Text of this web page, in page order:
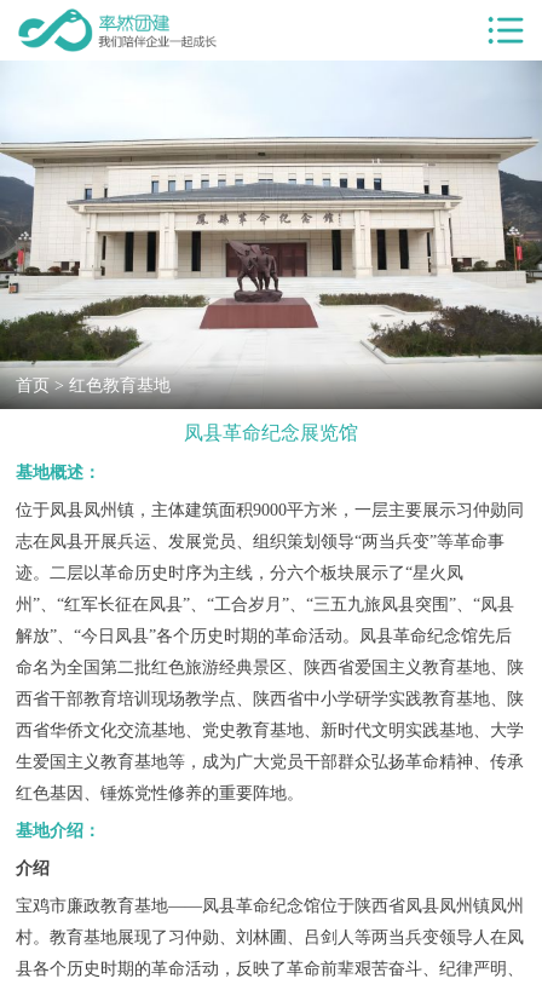
团建服务
团建基地
团建目的
客户案例
率然优势
团建新闻
关于我们
首页>红色教育基地
凤县革命纪念展览馆
基地概述：
位于凤县凤州镇，主体建筑面积9000平方米，一层主要展示习仲勋同
志在凤县开展兵运、发展党员、组织策划领导“两当兵变”等革命事
迹。二层以革命历史时序为主线，分六个板块展示了“星火凤
州”、“红军长征在凤县”、“工合岁月”、“三五九旅凤县突围”、“凤县
解放”、“今日凤县”各个历史时期的革命活动。凤县革命纪念馆先后
命名为全国第二批红色旅游经典景区、陕西省爱国主义教育基地、陕
西省干部教育培训现场教学点、陕西省中小学研学实践教育基地、陕
西省华侨文化交流基地、党史教育基地、新时代文明实践基地、大学
生爱国主义教育基地等，成为广大党员干部群众弘扬革命精神、传承
红色基因、锤炼党性修养的重要阵地。
基地介绍：
介绍
宝鸡市廉政教育基地——凤县革命纪念馆位于陕西省凤县凤州镇凤州
村。教育基地展现了习仲勋、刘林圃、吕剑人等两当兵变领导人在凤
县各个历史时期的革命活动，反映了革命前辈艰苦奋斗、纪律严明、